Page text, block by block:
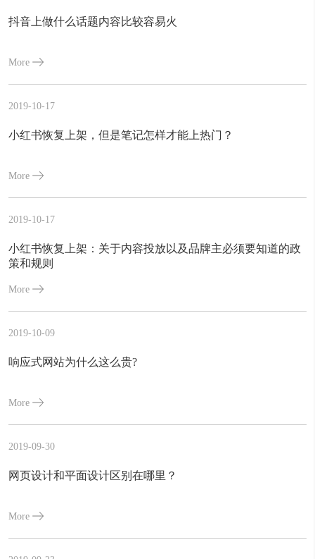
抖音上做什么话题内容比较容易火
More
2019-10-17
小红书恢复上架，但是笔记怎样才能上热门？
More
2019-10-17
小红书恢复上架：关于内容投放以及品牌主必须要知道的政
策和规则
More
2019-10-09
响应式网站为什么这么贵?
More
2019-09-30
网页设计和平面设计区别在哪里？
More